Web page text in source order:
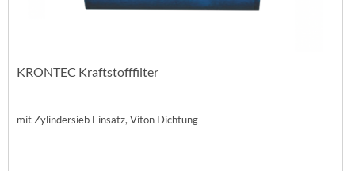
KRONTEC Kraftstofffilter
mit Zylindersieb Einsatz, Viton Dichtung